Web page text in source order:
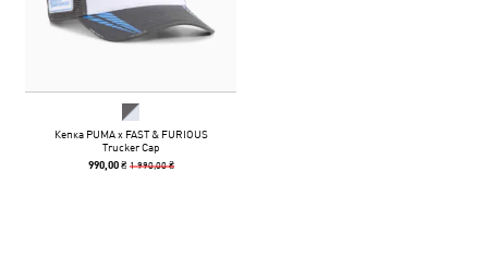
Кепка PUMA x FAST & FURIOUS
Trucker Cap
990,00 ₴ 1 990,00 ₴